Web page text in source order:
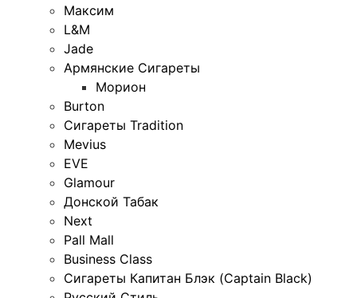
Максим
L&M
Jade
Армянские Сигареты
Морион
Burton
Сигареты Tradition
Mevius
EVE
Glamour
Донской Табак
Next
Pall Mall
Business Class
Сигареты Капитан Блэк (Captain Black)